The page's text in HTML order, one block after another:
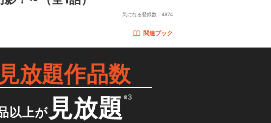
気になる登録数： 4874
関連ブック
放題作品数
以上が 見放題※3